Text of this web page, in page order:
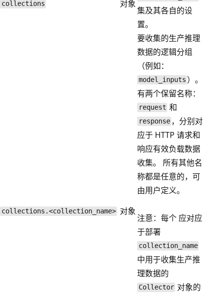
collections 对象
集及其各自的设
置。
collections.<collection_name> 对象
要收集的生产推理
数据的逻辑分组
（例如：
model_inputs ）。
有两个保留名称：
request 和
response ，分别对
应于 HTTP 请求和
响应有效负载数据
收集。 所有其他名
称都是任意的，可
由用户定义。
注意：每个 应对应
于部署
collection_name
中用于收集生产推
理数据的
Collector 对象的